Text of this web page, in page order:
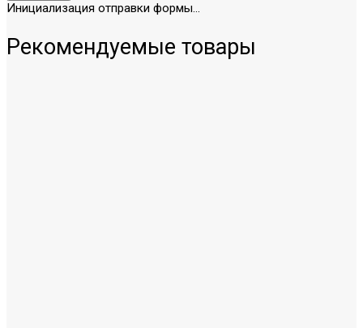
Инициализация отправки формы...
Рекомендуемые товары